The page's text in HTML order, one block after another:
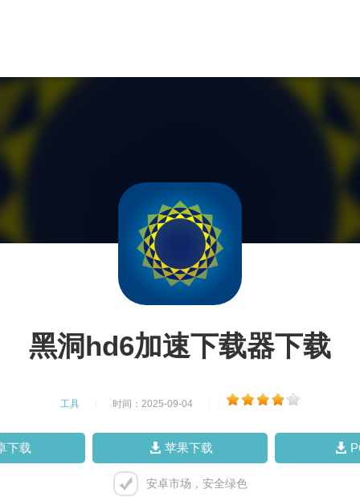
黑洞hd6加速下载器下载
工具 时间：2025-09-04
下载 苹果下载
安卓市场，安全绿色